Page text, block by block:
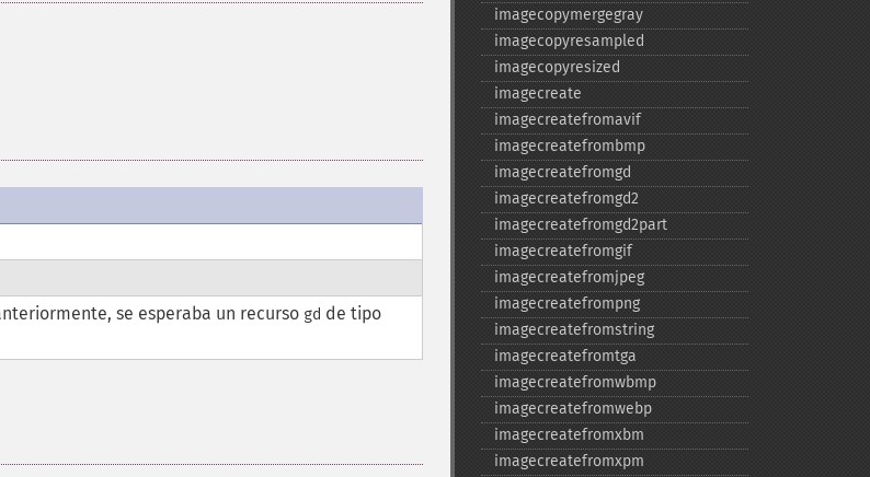
se esperaba un recurso gd de tipo
imagecopymergegray
imagecopyresampled
imagecopyresized
imagecreate
imagecreatefromavif
imagecreatefrombmp
imagecreatefromgd
imagecreatefromgd2
imagecreatefromgd2part
imagecreatefromgif
imagecreatefromjpeg
imagecreatefrompng
imagecreatefromstring
imagecreatefromtga
imagecreatefromwbmp
imagecreatefromwebp
imagecreatefromxbm
imagecreatefromxpm